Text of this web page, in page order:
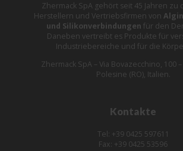
Zhermack SpA gehört seit 45 Jahren zu
Herstellern und Vertriebsfirmen von
und Silikonverbindungen für den
Daneben vertreibt es Produkte für
Industriebereiche und für die
Zhermack SpA – Via Bovazecchino, 100
Polesine (RO), Italien.
Kontakte
Tel: +39 0425 597611
Fax: +39 0425 53596